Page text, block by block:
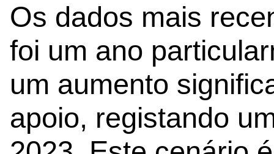
Os dados mais
foi um ano
um aumento
apoio, registando